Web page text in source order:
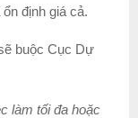
định giá cả.
buộc Cục Dự
làm tối đa hoặc